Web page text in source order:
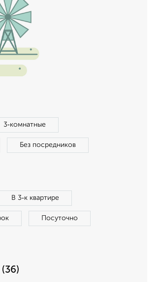
3‑комнатные
Без посредников
В 3‑к квартире
Посуточно